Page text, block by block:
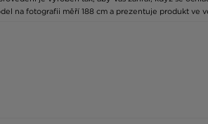
na fotografii měří 188 cm a prezentuje produkt ve